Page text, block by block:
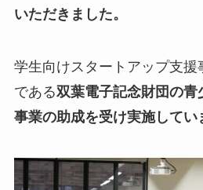
いただきました。
学生向けスタートアップ支援
である双葉電子記念財団の青
事業の助成を受け実施してい